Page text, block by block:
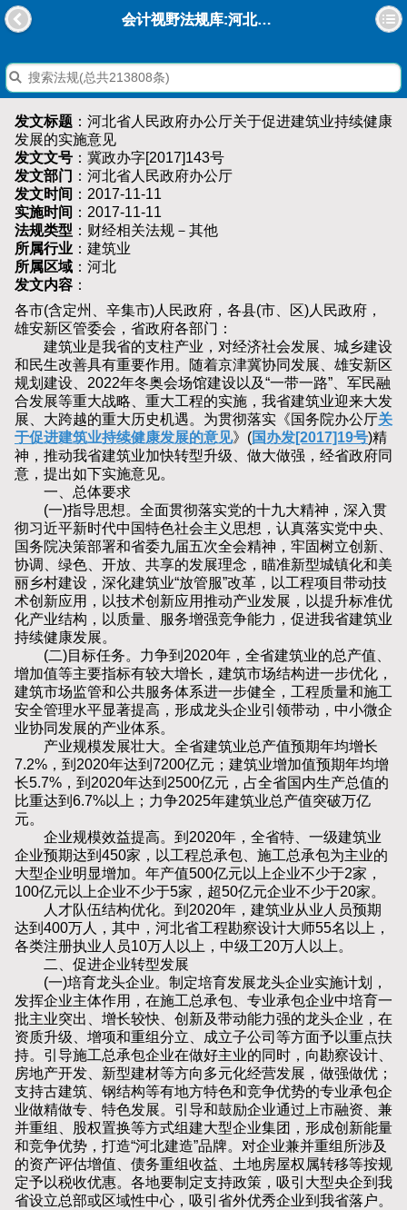
会计视野法规库:河北省人民政府办公厅关于促进建筑业持续健康发展的实施意见
发文标题 ：河北省人民政府办公厅关于促进建筑业持续健康
发展的实施意见
发文文号 ：冀政办字[2017]143号
发文部门 ：河北省人民政府办公厅
发文时间 ：2017-11-11
实施时间 ：2017-11-11
法规类型 ：财经相关法规－其他
所属行业 ：建筑业
所属区域 ：河北
发文内容 ：
各市(含定州、辛集市)人民政府，各县(市、区)人民政府，
雄安新区管委会，省政府各部门：
建筑业是我省的支柱产业，对经济社会发展、城乡建设
和民生改善具有重要作用。随着京津冀协同发展、雄安新区
规划建设、2022年冬奥会场馆建设以及“一带一路”、军民融
合发展等重大战略、重大工程的实施，我省建筑业迎来大发
展、大跨越的重大历史机遇。为贯彻落实《国务院办公厅关
于促进建筑业持续健康发展的意见》(国办发[2017]19号)精
神，推动我省建筑业加快转型升级、做大做强，经省政府同
意，提出如下实施意见。
一、总体要求
(一)指导思想。全面贯彻落实党的十九大精神，深入贯
彻习近平新时代中国特色社会主义思想，认真落实党中央、
国务院决策部署和省委九届五次全会精神，牢固树立创新、
协调、绿色、开放、共享的发展理念，瞄准新型城镇化和美
丽乡村建设，深化建筑业“放管服”改革，以工程项目带动技
术创新应用，以技术创新应用推动产业发展，以提升标准优
化产业结构，以质量、服务增强竞争能力，促进我省建筑业
持续健康发展。
(二)目标任务。力争到2020年，全省建筑业的总产值、
增加值等主要指标有较大增长，建筑市场结构进一步优化，
建筑市场监管和公共服务体系进一步健全，工程质量和施工
安全管理水平显著提高，形成龙头企业引领带动，中小微企
业协同发展的产业体系。
产业规模发展壮大。全省建筑业总产值预期年均增长
7.2%，到2020年达到7200亿元；建筑业增加值预期年均增
长5.7%，到2020年达到2500亿元，占全省国内生产总值的
比重达到6.7%以上；力争2025年建筑业总产值突破万亿
元。
企业规模效益提高。到2020年，全省特、一级建筑业
企业预期达到450家，以工程总承包、施工总承包为主业的
大型企业明显增加。年产值500亿元以上企业不少于2家，
100亿元以上企业不少于5家，超50亿元企业不少于20家。
人才队伍结构优化。到2020年，建筑业从业人员预期
达到400万人，其中，河北省工程勘察设计大师55名以上，
各类注册执业人员10万人以上，中级工20万人以上。
二、促进企业转型发展
(一)培育龙头企业。制定培育发展龙头企业实施计划，
发挥企业主体作用，在施工总承包、专业承包企业中培育一
批主业突出、增长较快、创新及带动能力强的龙头企业，在
资质升级、增项和重组分立、成立子公司等方面予以重点扶
持。引导施工总承包企业在做好主业的同时，向勘察设计、
房地产开发、新型建材等方向多元化经营发展，做强做优；
支持古建筑、钢结构等有地方特色和竞争优势的专业承包企
业做精做专、特色发展。引导和鼓励企业通过上市融资、兼
并重组、股权置换等方式组建大型企业集团，形成创新能量
和竞争优势，打造“河北建造”品牌。对企业兼并重组所涉及
的资产评估增值、债务重组收益、土地房屋权属转移等按规
定予以税收优惠。各地要制定支持政策，吸引大型央企到我
省设立总部或区域性中心，吸引省外优秀企业到我省落户。